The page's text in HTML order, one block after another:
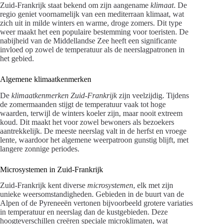
Zuid-Frankrijk staat bekend om zijn aangename klimaat. De
regio geniet voornamelijk van een mediterraan klimaat, wat
zich uit in milde winters en warme, droge zomers. Dit type
weer maakt het een populaire bestemming voor toeristen. De
nabijheid van de Middellandse Zee heeft een significante
invloed op zowel de temperatuur als de neerslagpatronen in
het gebied.
Algemene klimaatkenmerken
De klimaatkenmerken Zuid-Frankrijkzijn veelzijdig. Tijdens
de zomermaanden stijgt de temperatuur vaak tot hoge
waarden, terwijl de winters koeler zijn, maar nooit extreem
koud. Dit maakt het voor zowel bewoners als bezoekers
aantrekkelijk. De meeste neerslag valt in de herfst en vroege
lente, waardoor het algemene weerpatroon gunstig blijft, met
langere zonnige periodes.
Microsystemen in Zuid-Frankrijk
Zuid-Frankrijk kent diverse microsystemen, elk met zijn
unieke weersomstandigheden. Gebieden in de buurt van de
Alpen of de Pyreneeën vertonen bijvoorbeeld grotere variaties
in temperatuur en neerslag dan de kustgebieden. Deze
hoogteverschillen creëren speciale microklimaten, wat